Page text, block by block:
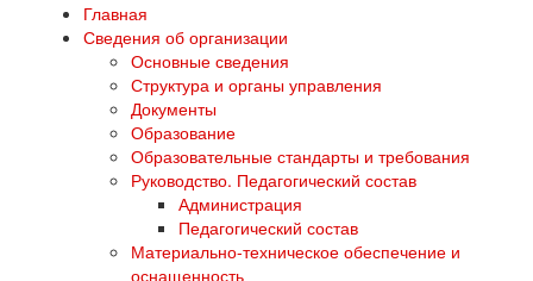
Главная
Сведения об организации
Основные сведения
Структура и органы управления
Документы
Образование
Образовательные стандарты и требования
Руководство. Педагогический состав
Администрация
Педагогический состав
Материально-техническое обеспечение и
оснащенность